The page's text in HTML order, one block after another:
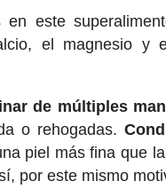
en este
el magnesio y
de múltiples
o rehogadas.
piel más fina que
por este mismo